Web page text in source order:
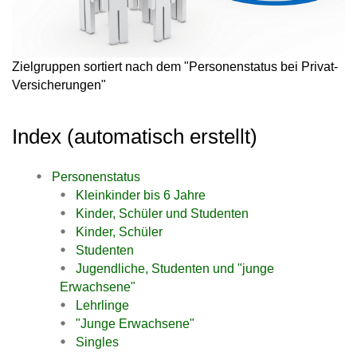
Zielgruppen sortiert nach dem "Personenstatus bei Privat-
Versicherungen"
Index (automatisch erstellt)
Personenstatus
Kleinkinder bis 6 Jahre
Kinder, Schüler und Studenten
Kinder, Schüler
Studenten
Jugendliche, Studenten und "junge
Erwachsene"
Lehrlinge
"Junge Erwachsene"
Singles